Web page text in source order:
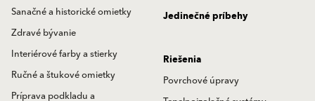
Sanačné a historické omietky
Zdravé bývanie
Interiérové farby a stierky
Ručné a štukové omietky
Príprava podkladu a
Jedinečné príbehy
Riešenia
Povrchové úpravy